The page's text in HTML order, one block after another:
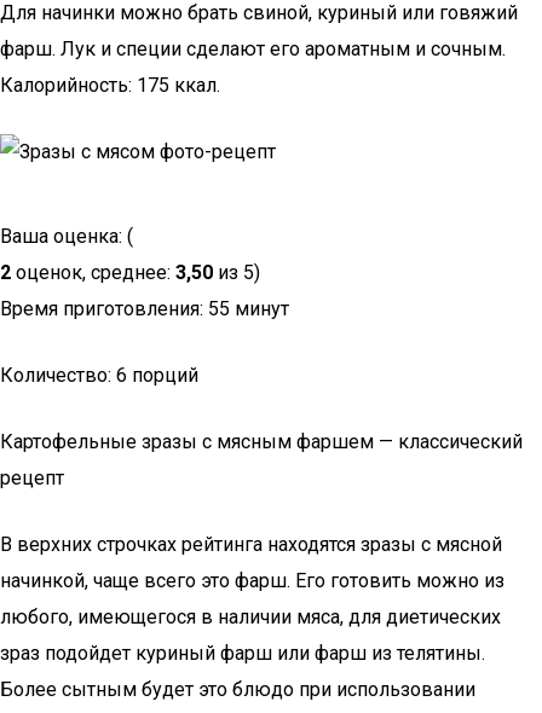
Для начинки можно брать свиной, куриный или говяжий
фарш. Лук и специи сделают его ароматным и сочным.
Калорийность: 175 ккал.
Ваша оценка: (
2 оценок, среднее: 3,50 из 5)
Время приготовления: 55 минут
Количество: 6 порций
Картофельные зразы с мясным фаршем — классический
рецепт
В верхних строчках рейтинга находятся зразы с мясной
начинкой, чаще всего это фарш. Его готовить можно из
любого, имеющегося в наличии мяса, для диетических
зраз подойдет куриный фарш или фарш из телятины.
Более сытным будет это блюдо при использовании